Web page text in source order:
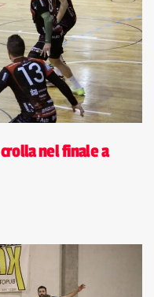
nel finale a